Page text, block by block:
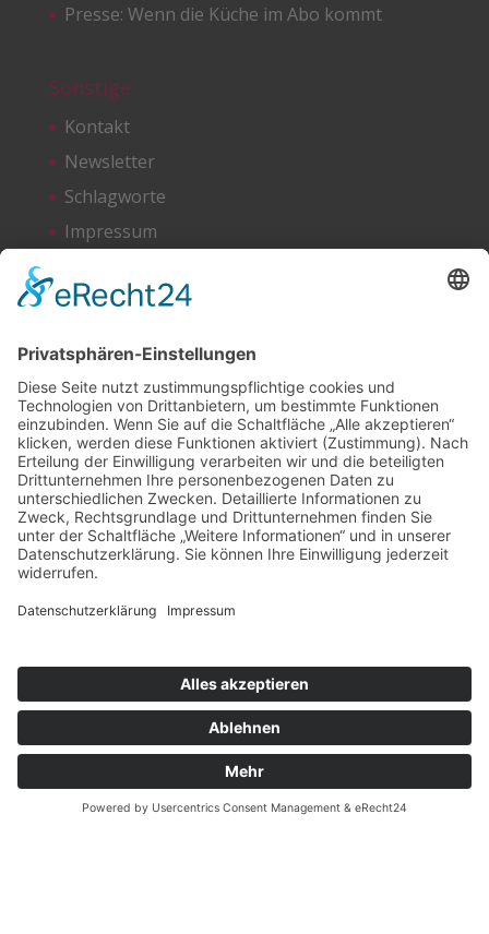
Presse: Wenn die Küche im Abo kommt
Sonstige
Kontakt
Newsletter
Schlagworte
Impressum
Netzwerken
Bluesky
Facebook
Instagram
LinkedIn
Mastodon
Threads